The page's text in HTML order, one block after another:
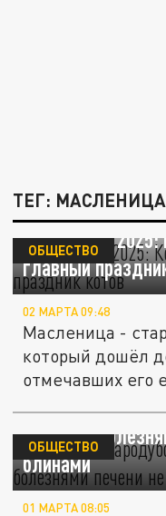
ТЕГ: МАСЛЕНИЦА
Масленица 2025:
главный
ОБЩЕСТВО
02 МАРТА 09:48
Масленица -
который дошёл
отмечавших его
Диетолог
людям с
блинами
ОБЩЕСТВО
01 МАРТА 08:05